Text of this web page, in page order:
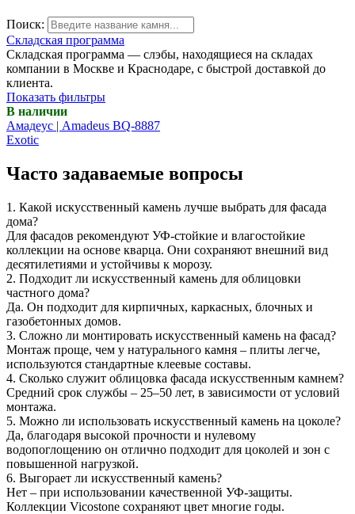
Поиск:
Складская программа
Складская программа — слэбы, находящиеся на складах
компании в Москве и Краснодаре, с быстрой доставкой до
клиента.
Показать фильтры
В наличии
Амадеус | Amadeus BQ-8887
Exotic
Часто задаваемые вопросы
1. Какой искусственный камень лучше выбрать для фасада
дома?
Для фасадов рекомендуют УФ-стойкие и влагостойкие
коллекции на основе кварца. Они сохраняют внешний вид
десятилетиями и устойчивы к морозу.
2. Подходит ли искусственный камень для облицовки
частного дома?
Да. Он подходит для кирпичных, каркасных, блочных и
газобетонных домов.
3. Сложно ли монтировать искусственный камень на фасад?
Монтаж проще, чем у натурального камня – плиты легче,
используются стандартные клеевые составы.
4. Сколько служит облицовка фасада искусственным камнем?
Средний срок службы – 25–50 лет, в зависимости от условий
монтажа.
5. Можно ли использовать искусственный камень на цоколе?
Да, благодаря высокой прочности и нулевому
водопоглощению он отлично подходит для цоколей и зон с
повышенной нагрузкой.
6. Выгорает ли искусственный камень?
Нет – при использовании качественной УФ-защиты.
Коллекции Vicostone сохраняют цвет многие годы.